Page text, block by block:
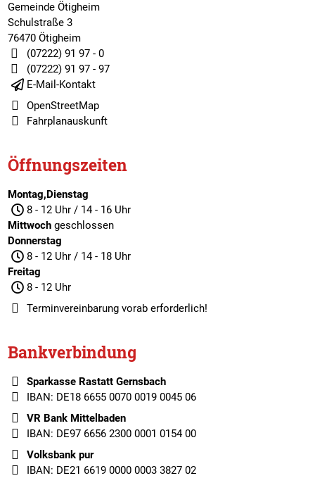
Gemeinde Ötigheim
Schulstraße 3
76470 Ötigheim
(07222) 91 97 - 0
(07222) 91 97 - 97
E-Mail-Kontakt
OpenStreetMap
Fahrplanauskunft
Öffnungszeiten
Montag,Dienstag
8 - 12 Uhr / 14 - 16 Uhr
Mittwochgeschlossen
Donnerstag
8 - 12 Uhr / 14 - 18 Uhr
Freitag
8 - 12 Uhr
Terminvereinbarungvorab erforderlich!
Bankverbindung
Sparkasse Rastatt Gernsbach
IBAN: DE18 6655 0070 0019 0045 06
VR Bank Mittelbaden
IBAN: DE97 6656 2300 0001 0154 00
Volksbank pur
IBAN: DE21 6619 0000 0003 3827 02